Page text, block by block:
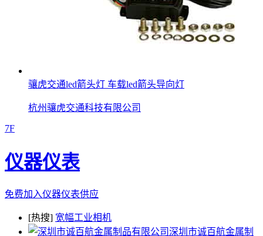
骧虎交通led箭头灯 车载led箭头导向灯
杭州骧虎交通科技有限公司
7F
仪器仪表
免费加入仪器仪表供应
[热搜] 宽幅工业相机
深圳市诚百航金属制